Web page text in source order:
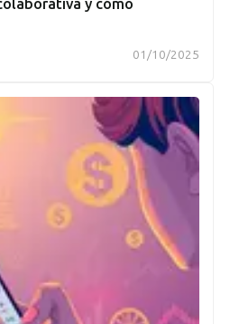
y cómo
01/10/2025